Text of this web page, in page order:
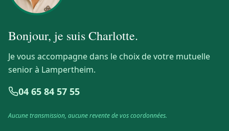
Bonjour, je suisCharlotte.
Je vous accompagne dans le choix de votre mutuelle
senior à Lampertheim.
04 65 84 57 55
Aucune transmission, aucune revente de vos coordonnées.